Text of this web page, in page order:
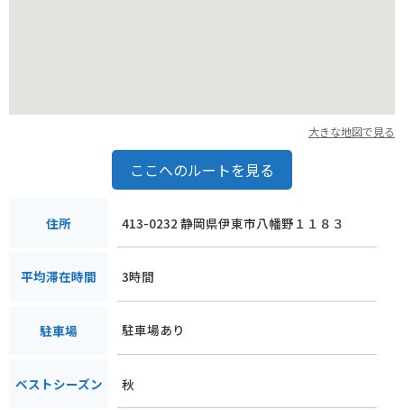
ど、素晴らしい景色を眺めながら走ることができます。ただ
ください。伊豆高原には道の駅や休憩所も点在しているので、
景色を眺めながら休憩したり、地元の特産品を購入することも
た時間を過ごしたり、アクティブに観光を楽しんだり、思い思
いの時間を過ごせる場所です。ぜひ一度訪れてみてください。
大きな地図で見る
ここへのルートを見る
住所 413-0232 静岡県伊東市八幡野１１８３
平均滞在時間 3時間
駐車場 駐車場あり
ベストシーズン 秋